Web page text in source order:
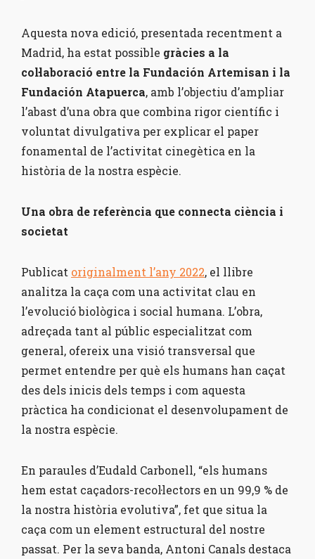
Aquesta nova edició, presentada recentment a
Madrid, ha estat possible gràcies a la
col·laboració entre la Fundación Artemisan i la
Fundación Atapuerca, amb l’objectiu d’ampliar
l’abast d’una obra que combina rigor científic i
voluntat divulgativa per explicar el paper
fonamental de l’activitat cinegètica en la
història de la nostra espècie.
Una obra de referència que connecta ciència i
societat
Publicat originalment l’any 2022, el llibre
analitza la caça com una activitat clau en
l’evolució biològica i social humana. L’obra,
adreçada tant al públic especialitzat com
general, ofereix una visió transversal que
permet entendre per què els humans han caçat
des dels inicis dels temps i com aquesta
pràctica ha condicionat el desenvolupament de
la nostra espècie.
En paraules d’Eudald Carbonell, “els humans
hem estat caçadors-recol·lectors en un 99,9 % de
la nostra història evolutiva”, fet que situa la
caça com un element estructural del nostre
passat. Per la seva banda, Antoni Canals destaca